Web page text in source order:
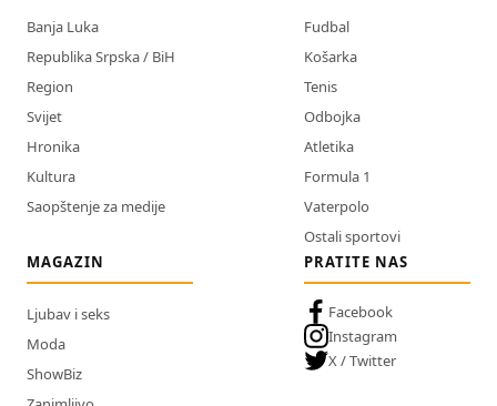
Banja Luka
Republika Srpska / BiH
Region
Svijet
Hronika
Kultura
Saopštenje za medije
Fudbal
Košarka
Tenis
Odbojka
Atletika
Formula 1
Vaterpolo
Ostali sportovi
MAGAZIN
Ljubav i seks
Moda
ShowBiz
PRATITE NAS
Facebook
Instagram
X / Twitter